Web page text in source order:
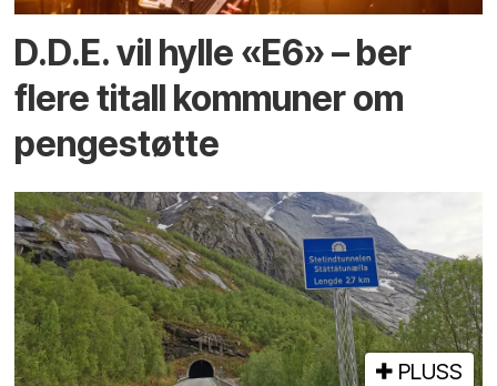
D.D.E. vil hylle «E6» – ber
flere titall kommuner om
pengestøtte
PLUSS